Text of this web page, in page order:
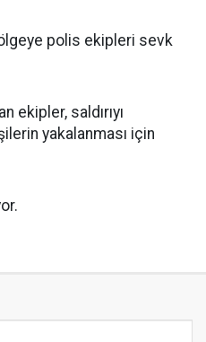
polis ekipleri sevk
ekipler, saldırıyı
yakalanması için